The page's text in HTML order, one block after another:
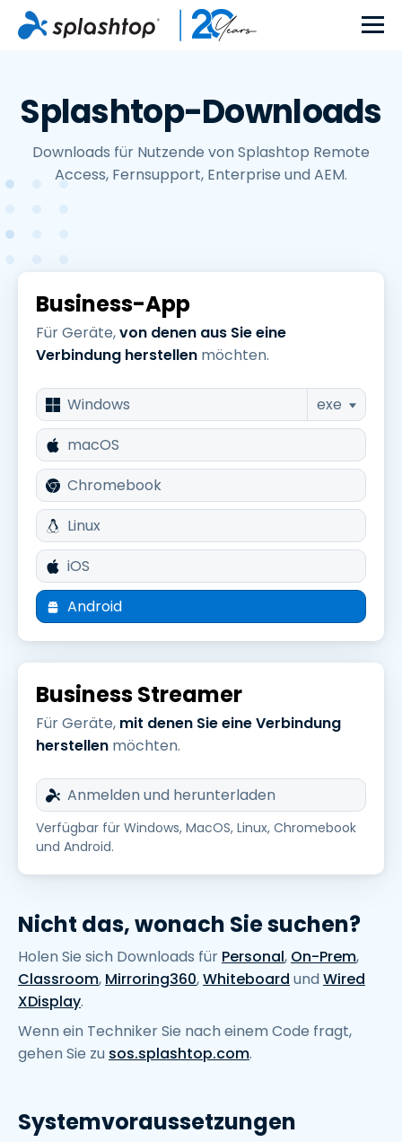
Splashtop-Downloads
Downloads für Nutzende von Splashtop Remote
Access, Fernsupport, Enterprise und AEM.
Business-App
Für Geräte,von denen aus Sie eine
Verbindung herstellen möchten.
Windows
exe
macOS
Chromebook
Linux
iOS
Android
Business Streamer
Für Geräte, mit denen Sie eine Verbindung
herstellen möchten.
Anmelden und herunterladen
Verfügbar für Windows, MacOS, Linux, Chromebook
und Android.
Nicht das, wonach Sie suchen?
Holen Sie sich Downloads für Personal, On-Prem,
Classroom, Mirroring360,Whiteboard undWired
XDisplay.
Wenn ein Techniker Sie nach einem Code fragt,
gehen Sie zu sos.splashtop.com.
Systemvoraussetzungen